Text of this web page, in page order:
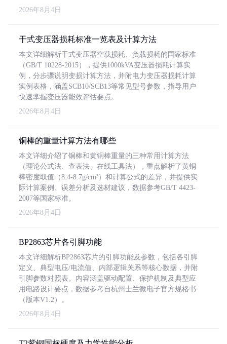
2026年8月4日
干式变压器损耗标准一览表及计算方法
本文详细解析干式变压器空载损耗、负载损耗的国家标准
（GB/T 10228-2015），提供1000kVA变压器损耗计算实
例，分步骤说明变损计算方法，并附电力变压器损耗计算
实例表格，涵盖SCB10/SCB13等常见型号参数，指导用户
快速掌握变压器能效评估要点。
2026年8月4日
铜棒的重量计算方法有哪些
本文详细介绍了铜棒和黄铜棒重量的三种常用计算方法
（理论公式法、查表法、在线工具法），重点解析了黄铜
棒密度取值（8.4-8.7g/cm³）和计算公式的差异，并提供实
际计算案例、误差分析及选材建议，数据参考GB/T 4423-
2007等国家标准。
2026年8月4日
BP2863芯片各引脚功能
本文详细解析BP2863芯片的引脚功能及参数，包括各引脚
定义、典型电压/电流值、内部逻辑关系等核心数据，并附
引脚参数对照表。内容涵盖驱动配置、保护机制及典型应
用电路设计要点，数据参考自杭州士兰微电子官方规格书
（版本V1.2）。
2026年8月4日